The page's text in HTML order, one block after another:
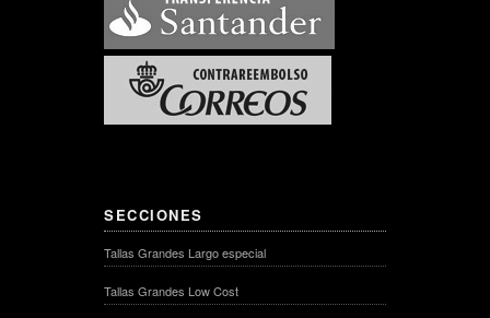
SECCIONES
Tallas Grandes Largo especial
Tallas Grandes Low Cost